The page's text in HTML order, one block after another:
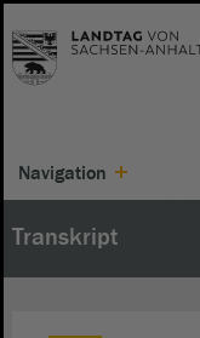
Navigation
Transkript